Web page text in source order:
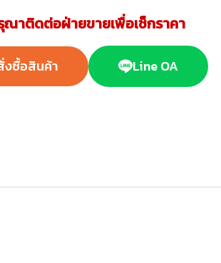
ณาติดต่อฝ่ายขายเพื่อเช็กราคา
งซื้อสินค้า Line OA